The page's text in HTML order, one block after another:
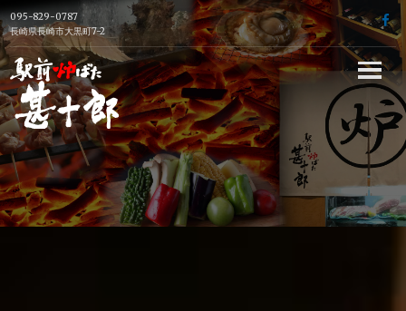
Skip
to
content
095-829-0787
長崎県長崎市大黒町7-2
長崎駅前の炉端
焼き居酒屋【駅
前炉端 甚十郎】
の公式ホームペ